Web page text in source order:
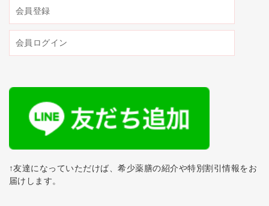
会員登録
会員ログイン
↑友達になっていただけば、希少薬膳の紹介や特別割引情報をお
届けします。